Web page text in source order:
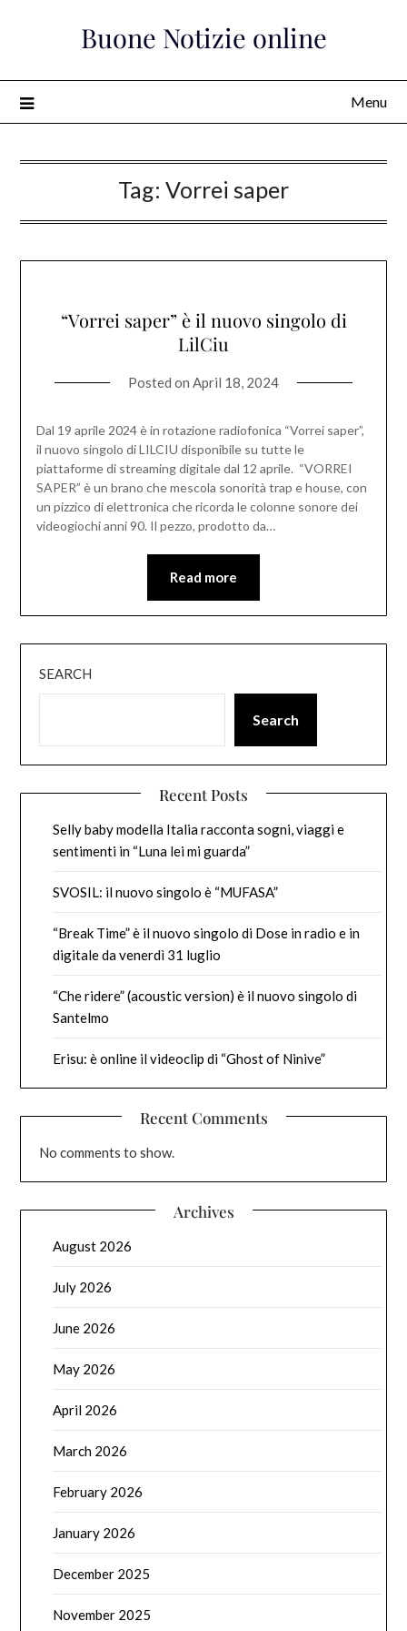
Buone Notizie online
Menu
Tag: Vorrei saper
“Vorrei saper” è il nuovo singolo di
LilCiu
Posted on April 18, 2024
Dal 19 aprile 2024 è in rotazione radiofonica “Vorrei saper”,
il nuovo singolo di LILCIU disponibile su tutte le
piattaforme di streaming digitale dal 12 aprile. “VORREI
SAPER” è un brano che mescola sonorità trap e house, con
un pizzico di elettronica che ricorda le colonne sonore dei
videogiochi anni 90. Il pezzo, prodotto da…
Read more
SEARCH
Search
Recent Posts
Selly baby modella Italia racconta sogni, viaggi e
sentimenti in “Luna lei mi guarda”
SVOSIL: il nuovo singolo è “MUFASA”
“Break Time” è il nuovo singolo di Dose in radio e in
digitale da venerdì 31 luglio
“Che ridere” (acoustic version) è il nuovo singolo di
Santelmo
Erisu: è online il videoclip di “Ghost of Ninive”
Recent Comments
No comments to show.
Archives
August 2026
July 2026
June 2026
May 2026
April 2026
March 2026
February 2026
January 2026
December 2025
November 2025